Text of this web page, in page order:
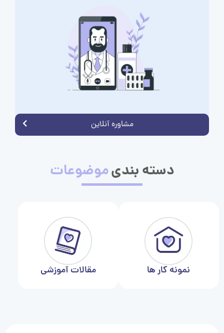
مشاوره آنلاین
دسته بندیموضوعات
نمونه کار ها مقالات آموزشی